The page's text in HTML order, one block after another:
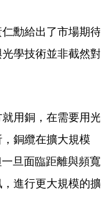
勳給出了市場期待
學技術並非截然對
用銅，在需要用光
銅纜在擴大規模
旦面臨距離與頻寬
進行更大規模的擴